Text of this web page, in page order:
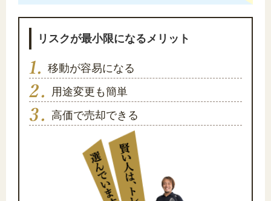
リスクが最小限になるメリット
移動が容易になる
用途変更も簡単
高価で売却できる